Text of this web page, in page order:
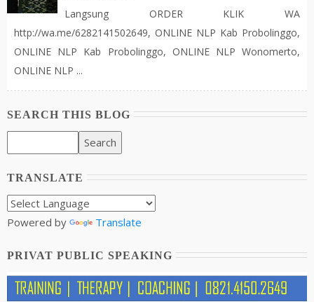
Langsung ORDER KLIK WA
http://wa.me/6282141502649, ONLINE NLP Kab Probolinggo,
ONLINE NLP Kab Probolinggo, ONLINE NLP Wonomerto,
ONLINE NLP ...
SEARCH THIS BLOG
TRANSLATE
Powered by Translate
PRIVAT PUBLIC SPEAKING